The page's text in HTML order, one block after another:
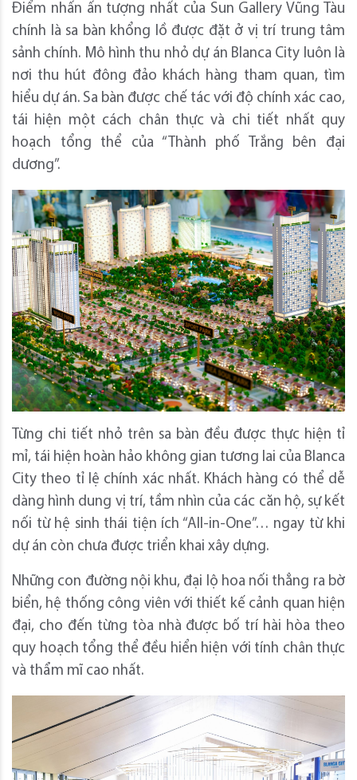
Điểm nhấn ấn tượng nhất của Sun Gallery Vũng Tàu
chính là sa bàn khổng lồ được đặt ở vị trí trung tâm
sảnh chính. Mô hình thu nhỏ dự án Blanca City luôn là
nơi thu hút đông đảo khách hàng tham quan, tìm
hiểu dự án. Sa bàn được chế tác với độ chính xác cao,
tái hiện một cách chân thực và chi tiết nhất quy
hoạch tổng thể của “Thành phố Trắng bên đại
dương”.
Từng chi tiết nhỏ trên sa bàn đều được thực hiện tỉ
mỉ, tái hiện hoàn hảo không gian tương lai của Blanca
City theo tỉ lệ chính xác nhất. Khách hàng có thể dễ
dàng hình dung vị trí, tầm nhìn của các căn hộ, sự kết
nối từ hệ sinh thái tiện ích “All-in-One”… ngay từ khi
dự án còn chưa được triển khai xây dựng.
Những con đường nội khu, đại lộ hoa nối thẳng ra bờ
biển, hệ thống công viên với thiết kế cảnh quan hiện
đại, cho đến từng tòa nhà được bố trí hài hòa theo
quy hoạch tổng thể đều hiển hiện với tính chân thực
và thẩm mĩ cao nhất.